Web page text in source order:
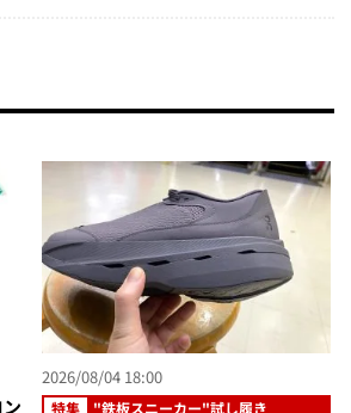
2026/08/04 18:00
特集 "鉄板スニーカー"試し履き